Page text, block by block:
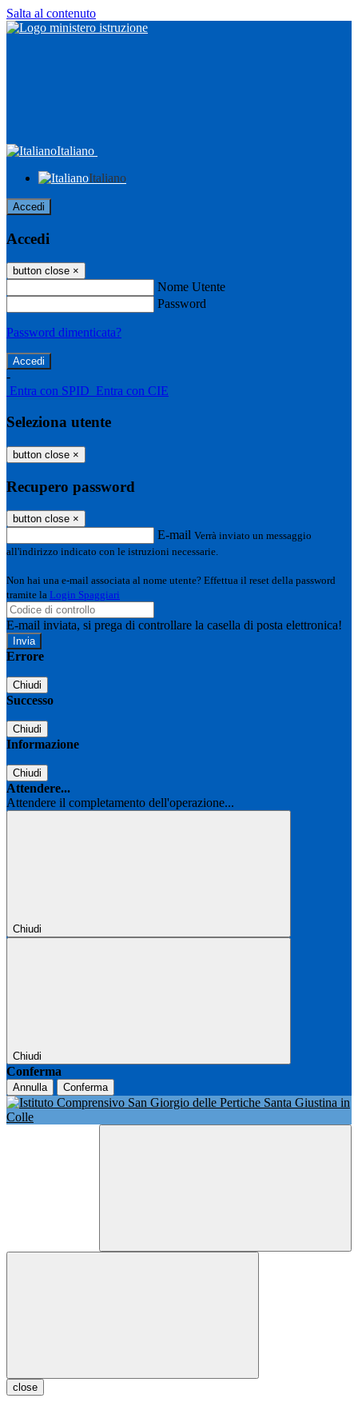
Salta al contenuto
Italiano
Italiano
Accedi
Accedi
button close ×
Nome Utente
Password
Password dimenticata?
-
Entra con SPID Entra con CIE
Seleziona utente
button close ×
Recupero password
button close ×
E-mail Verrà inviato un messaggio
all'indirizzo indicato con le istruzioni necessarie.
Non hai una e-mail associata al nome utente? Effettua il reset della password
tramite la Login Spaggiari
E-mail inviata, si prega di controllare la casella di posta elettronica!
Errore
Chiudi
Successo
Chiudi
Informazione
Chiudi
Attendere...
Attendere il completamento dell'operazione...
Chiudi
Chiudi
Conferma
Annulla Conferma
close